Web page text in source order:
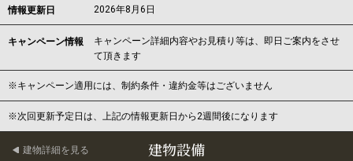
情報更新日 2026年8月6日
キャンペーン情報
キャンペーン詳細内容やお見積り等は、即日ご案内をさせ
て頂きます
※キャンペーン適用には、制約条件・違約金等はございません
※次回更新予定日は、上記の情報更新日から2週間後になります
建物設備
建物詳細を見る